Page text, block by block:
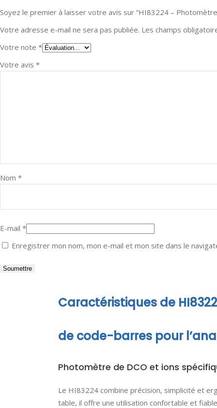
Soyez le premier à laisser votre avis sur “HI83224 –
Votre adresse e-mail ne sera pas publiée. Les champs
Votre note *
Votre avis *
Nom *
E-mail *
Enregistrer mon nom, mon e-mail et mon site dans le
Caractéristiques de
de code-barres pour
Photomètre de DCO et ions
Le HI83224 combine précision, simplicité et
table, il offre une utilisation confortable et